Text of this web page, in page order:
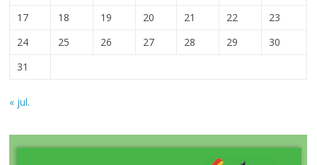
17
18 19 20 21 22
23
24
25 26 27 28 29
30
31
« jul.